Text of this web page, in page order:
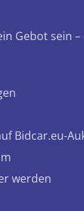
Gebot sein
Bidcar.eu-
werden